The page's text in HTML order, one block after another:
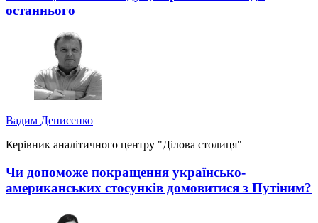
останнього
Вадим Денисенко
Керівник аналітичного центру "Ділова столиця"
Чи допоможе покращення українсько-
американських стосунків домовитися з Путіним?